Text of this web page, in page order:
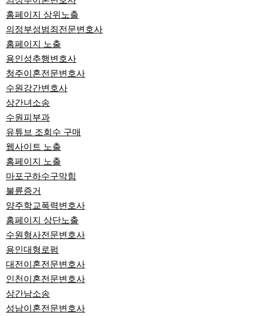
홈페이지 상위노출
의정부성범죄전문변호사
홈페이지 노출
용인성추행변호사
청주이혼전문변호사
수원강간변호사
상간녀소송
수원피부과
유튜브 조회수 구매
웹사이트 노출
홈페이지 노출
마포구하수구막힘
불륜증거
양주학교폭력변호사
홈페이지 상단노출
수원형사전문변호사
용인대형로펌
대전이혼전문변호사
인천이혼전문변호사
상간남소송
성남이혼전문변호사